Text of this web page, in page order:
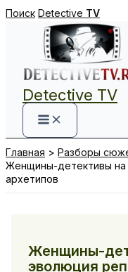
Перейти
содержимому
Поиск Detective TV
Detective TV
Главная
Разборы
Женщины-детективы на
архетипов
Женщины-
эволюция